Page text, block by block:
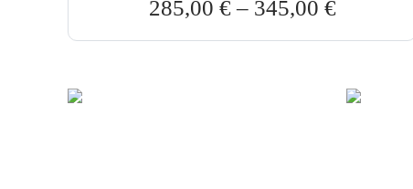
285,00 €– 345,00 €